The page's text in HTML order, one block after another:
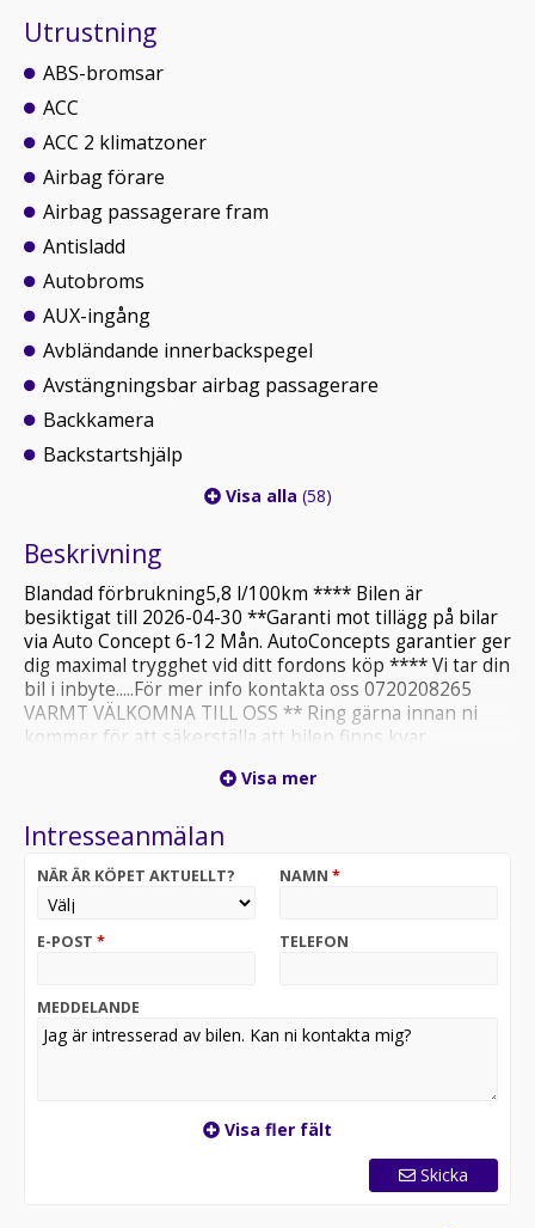
Utrustning
ABS-bromsar
ACC
ACC 2 klimatzoner
Airbag förare
Airbag passagerare fram
Antisladd
Autobroms
AUX-ingång
Avbländande innerbackspegel
Avstängningsbar airbag passagerare
Backkamera
Backstartshjälp
Visa alla (58)
Beskrivning
Blandad förbrukning5,8 l/100km **** Bilen är
besiktigat till 2026-04-30 **Garanti mot tillägg på bilar
via Auto Concept 6-12 Mån. AutoConcepts garantier ger
dig maximal trygghet vid ditt fordons köp **** Vi tar din
bil i inbyte.....För mer info kontakta oss 0720208265
VARMT VÄLKOMNA TILL OSS ** Ring gärna innan ni
kommer för att säkerställa att bilen finns kvar...
Visa mer
Intresseanmälan
NÄR ÄR KÖPET AKTUELLT? NAMN *
E-POST * TELEFON
MEDDELANDE
Visa fler fält
Skicka